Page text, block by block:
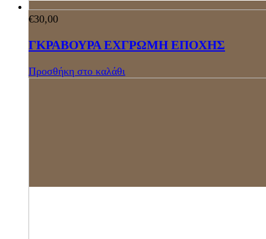
€30,00
ΓΚΡΑΒΟΥΡΑ ΕΧΓΡΩΜΗ ΕΠΟΧΗΣ
Προσθήκη στο καλάθι